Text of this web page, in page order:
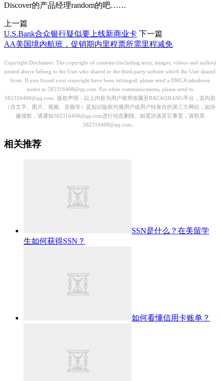
Discover的产品经理random的吧……
上一篇
U.S.Bank合众银行疑似要上线新商业卡 下一篇
AA美国境内航班，促销期内里程票所需里程减免
Copyright Disclaimer: The copyright of contents (including texts, images, videos and audios)
posted above belong to the User who shared or the third-party website which the User shared
from. If you found your copyright have been infringed, please send a DMCA takedown
notice to 582316408@qq.com. For other communications, please send to
582316408@qq.com.
版权声明：以上内容为用户推荐收藏至BACAOJIANG平台，其内容
（含文字、图片、视频、音频等）及知识版权均属用户或用户转发自的第三方网站，如涉
嫌侵权，请通知582316408@qq.com进行信息删除。如需洽谈其它事宜，请联系
582316408@qq.com。
相关推荐
SSN是什么？在美留学
生如何获得SSN？
如何看懂信用卡账单？